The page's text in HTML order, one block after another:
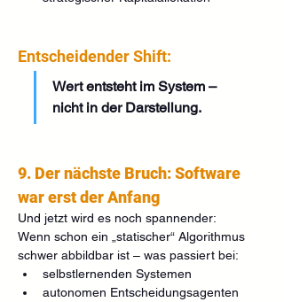
Entscheidender Shift:
Wert entsteht im System –
nicht in der Darstellung.
9. Der nächste Bruch: Software
war erst der Anfang
Und jetzt wird es noch spannender:
Wenn schon ein „statischer“ Algorithmus
schwer abbildbar ist – was passiert bei:
selbstlernenden Systemen
autonomen Entscheidungsagenten